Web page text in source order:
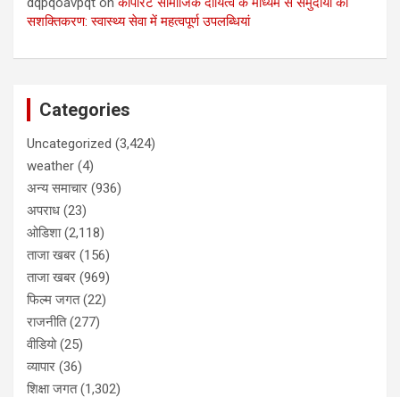
सशक्तिकरण: स्वास्थ्य सेवा में महत्वपूर्ण उपलब्धियां
Categories
Uncategorized (3,424)
weather (4)
अन्य समाचार (936)
अपराध (23)
ओडिशा(2,118)
ताजा खबर (156)
ताजा खबर (969)
फिल्म जगत(22)
राजनीति(277)
वीडियो(25)
व्यापार (36)
शिक्षा जगत(1,302)